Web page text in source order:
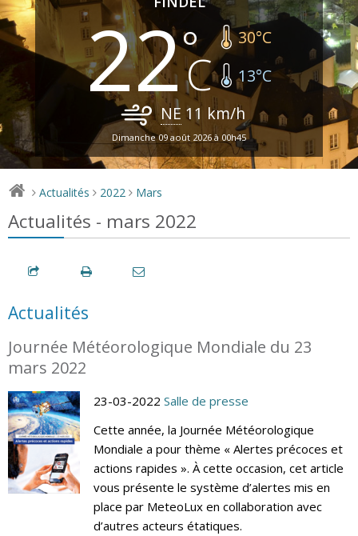
22 30°C
13°C
NE 11 km/h
Dimanche 09 août 2026 à 00h45
> Actualités > 2022 > Mars
Actualités - mars 2022
Actualités
Journée Météorologique Mondiale du 23
mars 2022
23-03-2022 Salle de presse
Cette année, la Journée Météorologique
Mondiale a pour thème « Alertes précoces et
actions rapides ». À cette occasion, cet article
vous présente le système d’alertes mis en
place par MeteoLux en collaboration avec
d’autres acteurs étatiques.